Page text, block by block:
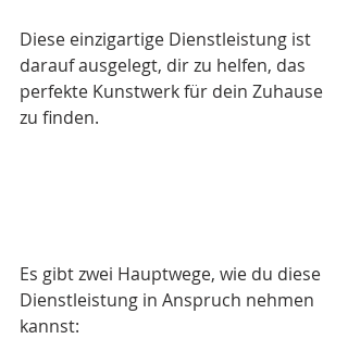
Diese einzigartige Dienstleistung ist
darauf ausgelegt, dir zu helfen, das
perfekte Kunstwerk für dein Zuhause
zu finden.
Es gibt zwei Hauptwege, wie du diese
Dienstleistung in Anspruch nehmen
kannst: